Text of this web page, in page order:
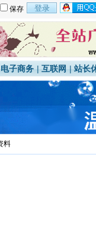
保存
电子商务 |互联网 |站长
料